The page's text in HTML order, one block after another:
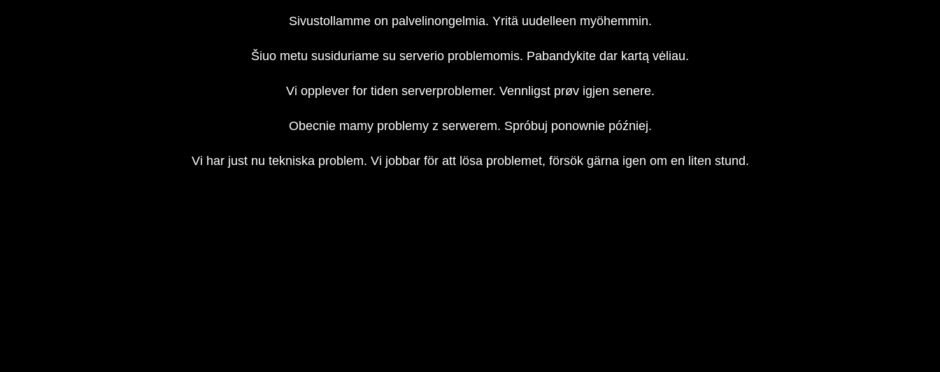
Sivustollamme on palvelinongelmia. Yritä uudelleen myöhemmin.
Šiuo metu susiduriame su serverio problemomis. Pabandykite dar kartą vėliau.
Vi opplever for tiden serverproblemer. Vennligst prøv igjen senere.
Obecnie mamy problemy z serwerem. Spróbuj ponownie później.
Vi har just nu tekniska problem. Vi jobbar för att lösa problemet, försök gärna igen om en liten stund.